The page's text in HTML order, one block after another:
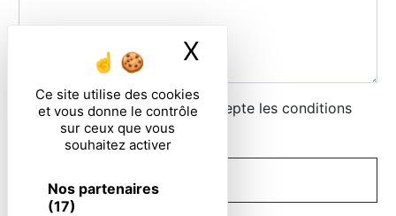
Ce site utilise des cookies
et vous donne le contrôle
sur ceux que vous
souhaitez activer
Nos partenaires
(17)
X
En cochant cette case, j'accepte les conditions
particulières ci-dessous **